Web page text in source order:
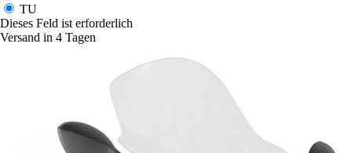
TU
Dieses Feld ist erforderlich
Versand in 4 Tagen